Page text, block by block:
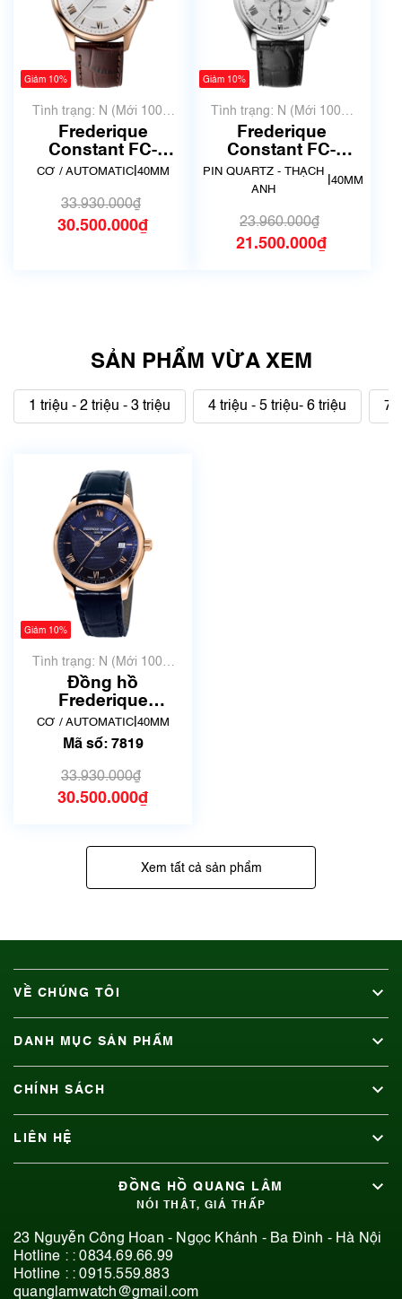
Giảm 10%
Tình trạng: N (Mới 100%
chưa qua sử dụng)
Frederique
Constant FC-
303MV5B4 | Size
CƠ / AUTOMATIC| 40MM
33.930.000₫
30.500.000₫
Giảm 10%
Tình trạng: N (Mới 100%
chưa qua sử dụng)
Frederique
Constant FC-
292MS5B6 | Size
40mm
PIN QUARTZ - THẠCH
ANH
40MM
23.960.000₫
21.500.000₫
SẢN PHẨM VỪA XEM
1 triệu - 2 triệu - 3 triệu 4 triệu - 5 triệu- 6 triệu 7
Giảm 10%
Tình trạng: N (Mới 100%
chưa qua sử dụng)
Đồng hồ
Frederique
Constant FC-
303MN5B4 | hàng
Mã số 7819
CƠ / AUTOMATIC| 40MM
Mã số: 7819
33.930.000₫
30.500.000₫
Xem tất cả sản phẩm
VỀ CHÚNG TÔI
DANH MỤC SẢN PHẨM
CHÍNH SÁCH
LIÊN HỆ
ĐỒNG HỒ QUANG LÂM
NÓI THẬT, GIÁ THẤP
23 Nguyễn Công Hoan - Ngọc Khánh - Ba Đình - Hà Nội
Hotline : :0834.69.66.99
Hotline : :0915.559.883
quanglamwatch@gmail.com